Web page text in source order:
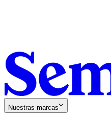
Nuestras marcas